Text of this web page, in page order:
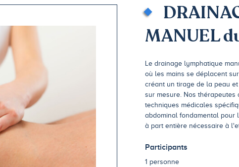
MANUEL
Le drainage lymphatique
où les mains se déplacent
créant un tirage de la peau
sur mesure. Nos thérapeutes
techniques médicales
abdominal fondamental pour
à part entière nécessaire à
Participants
1 personne